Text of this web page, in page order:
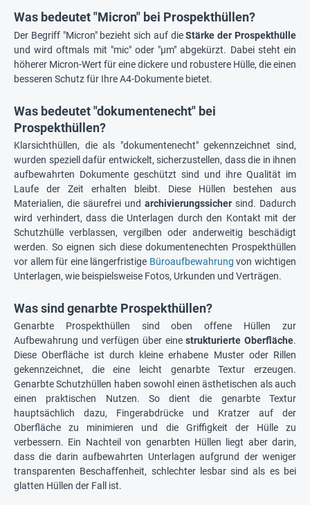
Was bedeutet "Micron" bei Prospekthüllen?
Der Begriff "Micron" bezieht sich auf dieStärke der Prospekthülle
und wird oftmals mit "mic" oder "µm" abgekürzt. Dabei steht ein
höherer Micron-Wert für eine dickere und robustere Hülle, die einen
besseren Schutz für Ihre A4-Dokumente bietet.
Was bedeutet "dokumentenecht" bei
Prospekthüllen?
Klarsichthüllen, die als "dokumentenecht" gekennzeichnet sind,
wurden speziell dafür entwickelt, sicherzustellen, dass die in ihnen
aufbewahrten Dokumente geschützt sind und ihre Qualität im
Laufe der Zeit erhalten bleibt. Diese Hüllen bestehen aus
Materialien, die säurefrei und archivierungssicher sind. Dadurch
wird verhindert, dass die Unterlagen durch den Kontakt mit der
Schutzhülle verblassen, vergilben oder anderweitig beschädigt
werden. So eignen sich diese dokumentenechten Prospekthüllen
vor allem für eine längerfristige Büroaufbewahrung von wichtigen
Unterlagen, wie beispielsweise Fotos, Urkunden und Verträgen.
Was sind genarbte Prospekthüllen?
Genarbte Prospekthüllen sind oben offene Hüllen zur
Aufbewahrung und verfügen über einestrukturierte Oberfläche.
Diese Oberfläche ist durch kleine erhabene Muster oder Rillen
gekennzeichnet, die eine leicht genarbte Textur erzeugen.
Genarbte Schutzhüllen haben sowohl einen ästhetischen als auch
einen praktischen Nutzen. So dient die genarbte Textur
hauptsächlich dazu, Fingerabdrücke und Kratzer auf der
Oberfläche zu minimieren und die Griffigkeit der Hülle zu
verbessern. Ein Nachteil von genarbten Hüllen liegt aber darin,
dass die darin aufbewahrten Unterlagen aufgrund der weniger
transparenten Beschaffenheit, schlechter lesbar sind als es bei
glatten Hüllen der Fall ist.